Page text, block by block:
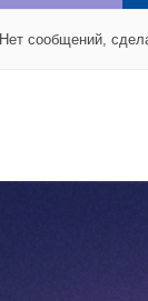
Нет сообщений,